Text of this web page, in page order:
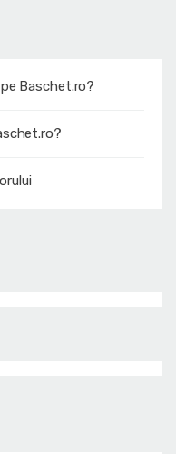
Baschet.ro?